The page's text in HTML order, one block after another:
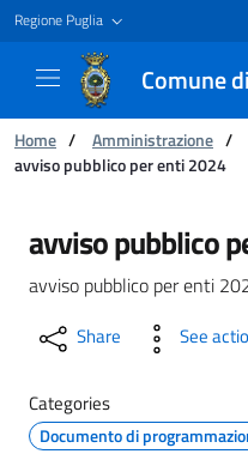
Regione Puglia
Comune
You are:
Home / Amministrazione /
avviso pubblico per enti 2024
avviso pubblico
avviso pubblico
avviso pubblico per enti
Share See
Categories
Documento di